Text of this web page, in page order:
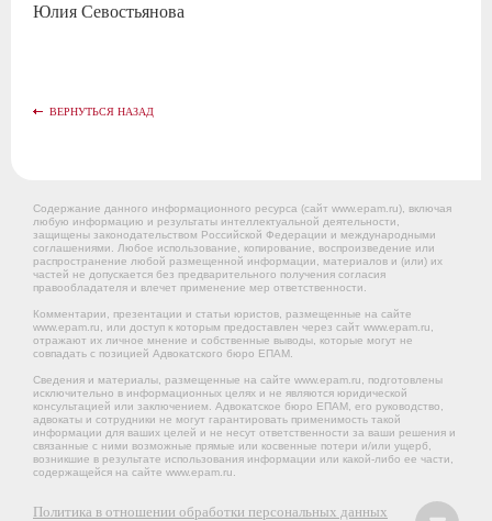
ЮлияСевостьянова
ВЕРНУТЬСЯ НАЗАД
Содержание данного информационного ресурса (сайт www.epam.ru), включая
любую информацию и результаты интеллектуальной деятельности,
защищены законодательством Российской Федерации и международными
соглашениями. Любое использование, копирование, воспроизведение или
распространение любой размещенной информации, материалов и (или) их
частей не допускается без предварительного получения согласия
правообладателя и влечет применение мер ответственности.
Комментарии, презентации и статьи юристов, размещенные на сайте
www.epam.ru, или доступ к которым предоставлен через сайт www.epam.ru,
отражают их личное мнение и собственные выводы, которые могут не
совпадать с позицией Адвокатского бюро ЕПАМ.
Сведения и материалы, размещенные на сайте www.epam.ru, подготовлены
исключительно в информационных целях и не являются юридической
консультацией или заключением. Адвокатское бюро ЕПАМ, его руководство,
адвокаты и сотрудники не могут гарантировать применимость такой
информации для ваших целей и не несут ответственности за ваши решения и
связанные с ними возможные прямые или косвенные потери и/или ущерб,
возникшие в результате использования информации или какой-либо ее части,
содержащейся на сайте www.epam.ru.
Политика в отношении обработки персональных данных